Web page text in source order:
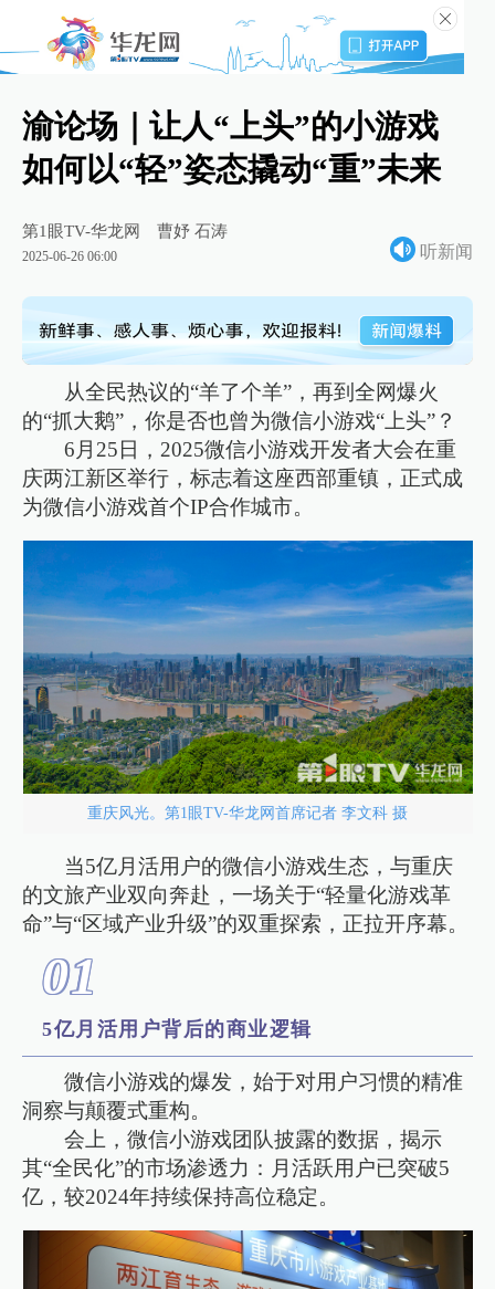
渝论场｜让人“上头”的小游戏
如何以“轻”姿态撬动“重”未来
第1眼TV-华龙网 曹妤 石涛
2025-06-26 06:00 听新闻
从全民热议的“羊了个羊”，再到全网爆火
的“抓大鹅”，你是否也曾为微信小游戏“上头”？
6月25日，2025微信小游戏开发者大会在重
庆两江新区举行，标志着这座西部重镇，正式成
为微信小游戏首个IP合作城市。
重庆风光。第1眼TV-华龙网首席记者 李文科 摄
当5亿月活用户的微信小游戏生态，与重庆
的文旅产业双向奔赴，一场关于“轻量化游戏革
命”与“区域产业升级”的双重探索，正拉开序幕。
01
5亿月活用户背后的商业逻辑
微信小游戏的爆发，始于对用户习惯的精准
洞察与颠覆式重构。
会上，微信小游戏团队披露的数据，揭示
其“全民化”的市场渗透力：月活跃用户已突破5
亿，较2024年持续保持高位稳定。